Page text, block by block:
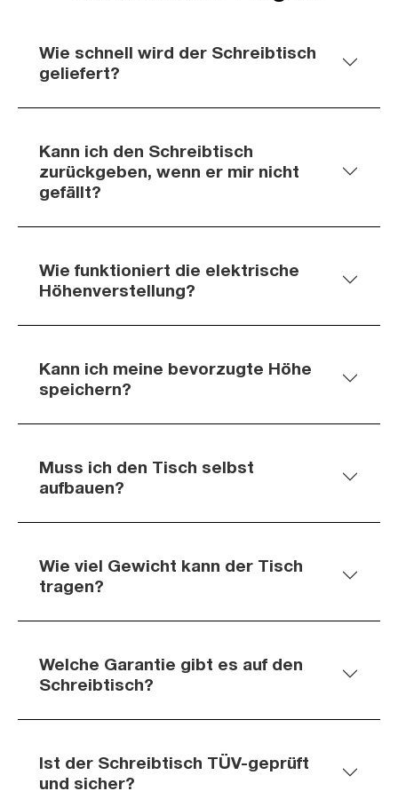
Wie schnell wird der Schreibtisch
geliefert?
Kann ich den Schreibtisch
zurückgeben, wenn er mir nicht
gefällt?
Wie funktioniert die elektrische
Höhenverstellung?
Kann ich meine bevorzugte Höhe
speichern?
Muss ich den Tisch selbst
aufbauen?
Wie viel Gewicht kann der Tisch
tragen?
Welche Garantie gibt es auf den
Schreibtisch?
Ist der Schreibtisch TÜV-geprüft
und sicher?